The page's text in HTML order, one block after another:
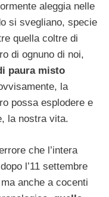
aleggia nelle
si svegliano, specie
quella coltre di
di ognuno di noi,
paura misto
la
possa esplodere e
la nostra vita.
che l’intera
l’11 settembre
anche a cocenti